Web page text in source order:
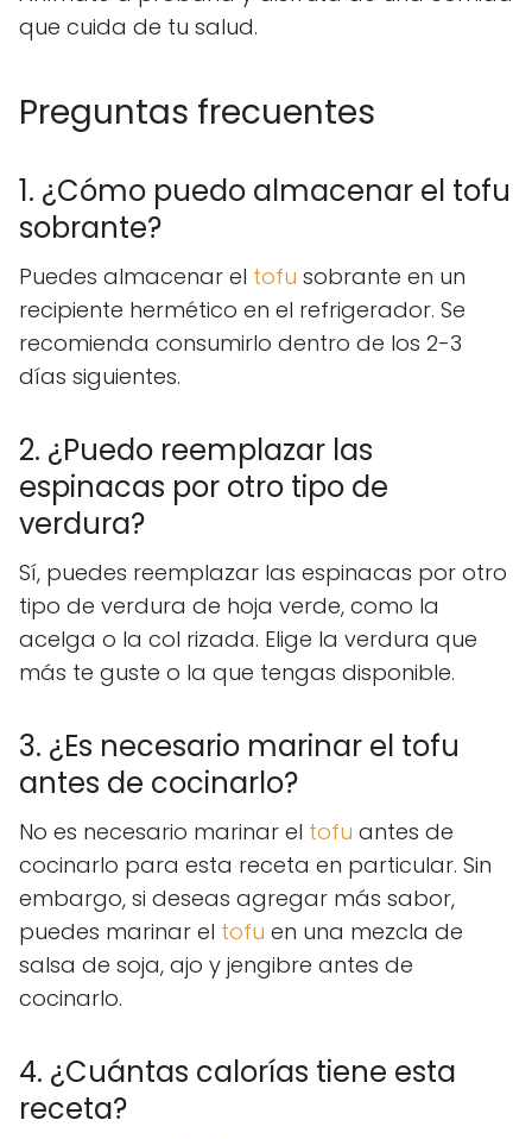
que cuida de tu salud.
Preguntas frecuentes
1. ¿Cómo puedo almacenar el tofu
sobrante?
Puedes almacenar el tofu sobrante en un
recipiente hermético en el refrigerador. Se
recomienda consumirlo dentro de los 2-3
días siguientes.
2. ¿Puedo reemplazar las
espinacas por otro tipo de
verdura?
Sí, puedes reemplazar las espinacas por otro
tipo de verdura de hoja verde, como la
acelga o la col rizada. Elige la verdura que
más te guste o la que tengas disponible.
3. ¿Es necesario marinar el tofu
antes de cocinarlo?
No es necesario marinar el tofu antes de
cocinarlo para esta receta en particular. Sin
embargo, si deseas agregar más sabor,
puedes marinar el tofu en una mezcla de
salsa de soja, ajo y jengibre antes de
cocinarlo.
4. ¿Cuántas calorías tiene esta
receta?